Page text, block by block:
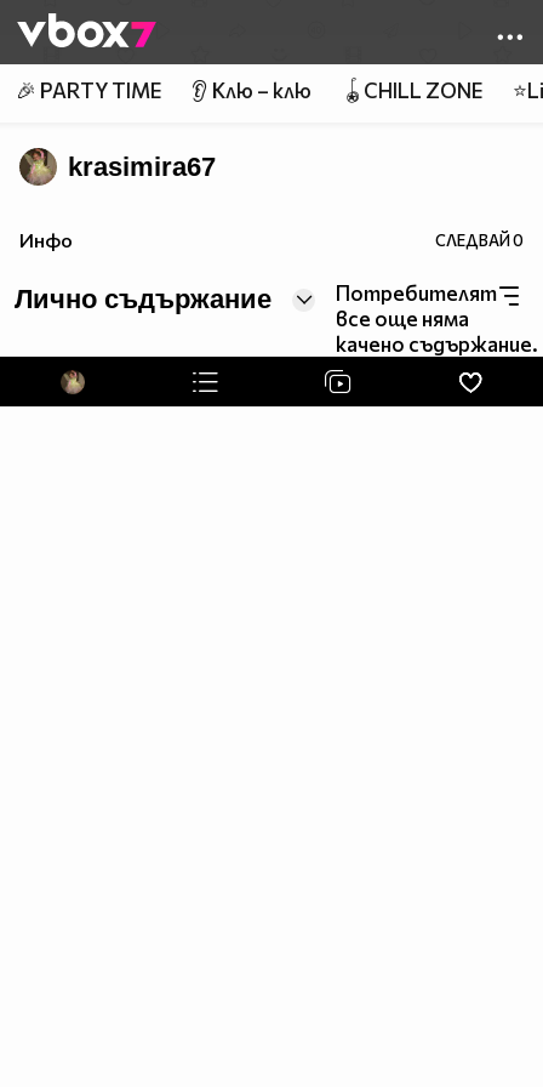
👾
🎉 PARTY TIME 👂 Клю – клю 🪀CHILL ZONE
krasimira67
Инфо СЛЕДВАЙ0
Лично съдържание
Потребителят
все още няма
качено съдържание.